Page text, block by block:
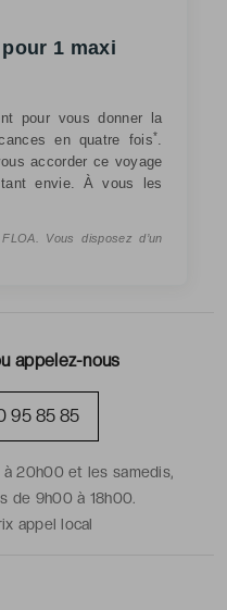
appelez-nous
95 85 85
20h00 et les samedis,
de 9h00 à 18h00.
appel local
1 maxi
pour vous donner la
en quatre fois*
accorder ce voyage
envie. À vous les
Vous disposez d’un